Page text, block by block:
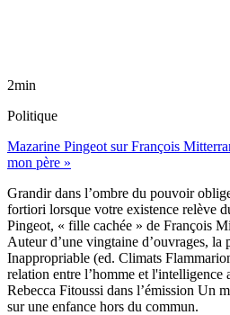
2min
Politique
Mazarine Pingeot sur François
mon père »
Grandir dans l’ombre du pouvoir
fortiori lorsque votre existence relève
Pingeot, « fille cachée » de François
Auteur d’une vingtaine d’ouvrages,
Inappropriable (ed. Climats
relation entre l’homme et
Rebecca Fitoussi dans l’émission Un
sur une enfance hors du commun.